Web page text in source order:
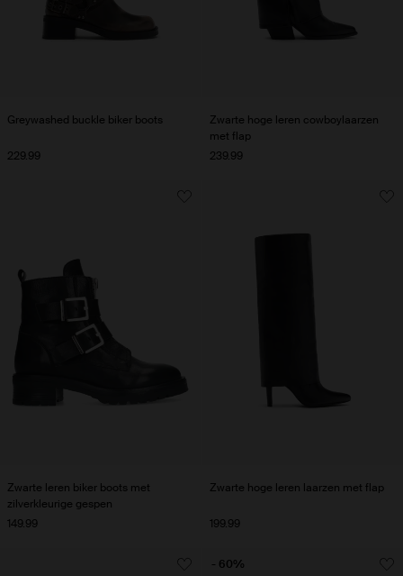
Greywashed buckle biker boots
229.99
Zwarte hoge leren cowboylaarzen
met flap
239.99
Zwarte leren biker boots met
zilverkleurige gespen
149.99
Zwarte hoge leren laarzen met flap
199.99
- 60%